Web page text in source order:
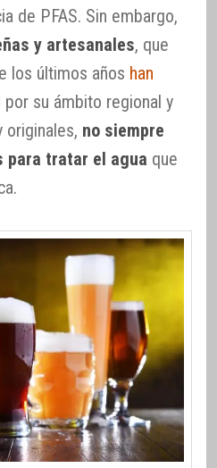
de PFAS. Sin embargo,
y artesanales, que
los últimos años han
por su ámbito regional y
originales, no siempre
para tratar el agua que